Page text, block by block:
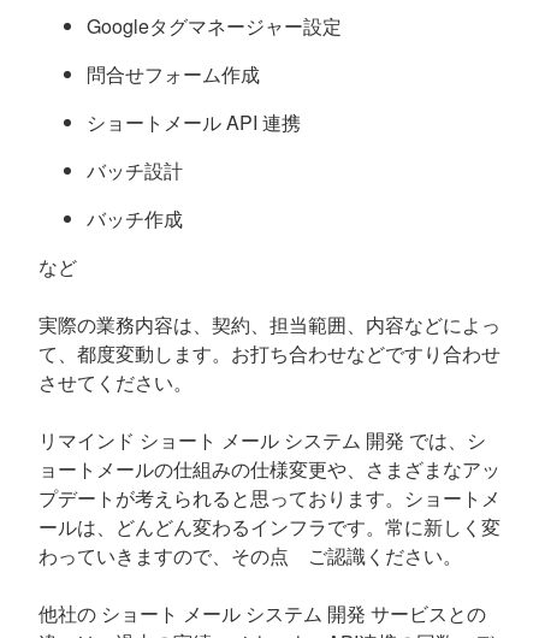
Googleタグマネージャー設定
問合せフォーム作成
ショートメール API 連携
バッチ設計
バッチ作成
など
実際の業務内容は、契約、担当範囲、内容などによっ
て、都度変動します。お打ち合わせなどですり合わせ
させてください。
リマインド ショート メール システム 開発 では、シ
ョートメールの仕組みの仕様変更や、さまざまなアッ
プデートが考えられると思っております。ショートメ
ールは、どんどん変わるインフラです。常に新しく変
わっていきますので、その点 ご認識ください。
他社の ショート メール システム 開発 サービスとの